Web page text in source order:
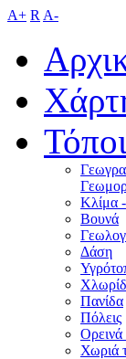
A+ R A-
Κλίμα
Βουνά
Δάση
Πανίδα
Πόλεις
Χωριά